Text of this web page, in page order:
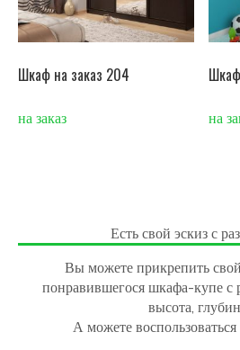
Шкаф на заказ 204
на заказ на
Есть свой эскиз с
Вы можете прикрепить
понравившегося шкафа-купе с
высота,
А можете